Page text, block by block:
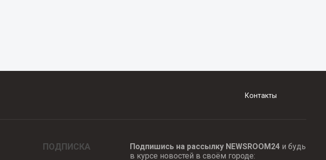
Контакты
ПОДПИСКА Подпишись на рассылку NEWSROOM24и будь
в курсе новостей в своём городе: